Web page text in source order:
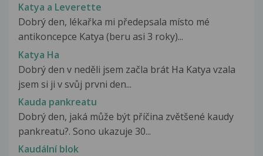
Katya a Leverette
Dobrý den, lékařka mi předepsala místo mé
antikoncepce Katya (beru asi 3 roky)...
Katya Ha
Dobrý den v neděli jsem začla brát Ha Katya vzala
jsem si ji v svůj prvni den...
Kauda pankreatu
Dobrý den, jaká může být příčina zvětšené kaudy
pankreatu?. Sono ukazuje 30...
Kaudální blok